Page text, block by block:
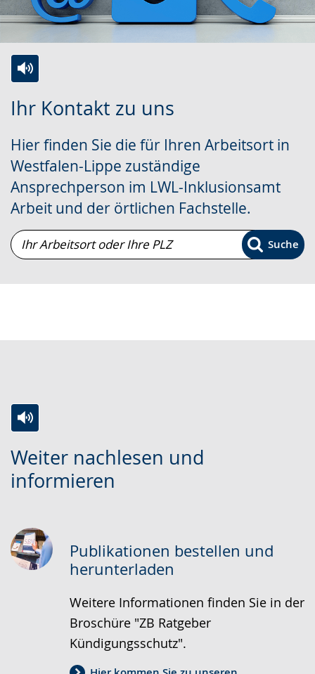
Ihr Kontakt zu uns
Leichten
wechseln.
Audio-
Video
Deutscher
Gebärdensprache
wird
angezeigt.
Hier finden Sie die für Ihren Arbeitsort in
Westfalen-Lippe zuständige
Ansprechperson im LWL-Inklusionsamt
Arbeit und der örtlichen Fachstelle.
Ihr
Arbeitsort
Suche
Weiter nachlesen und
informieren
Leichten
Sprache
Audio-
Unterstützung.
Video
in
wird
angezeigt.
Publikationen bestellen und
herunterladen
Weitere Informationen finden Sie in der
Broschüre "ZB Ratgeber
Kündigungsschutz".